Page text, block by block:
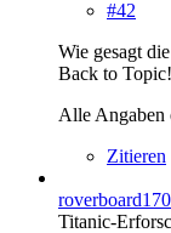
#42
Wie gesagt
Back to Topic!
Alle Angaben
Zitieren
Titanic-